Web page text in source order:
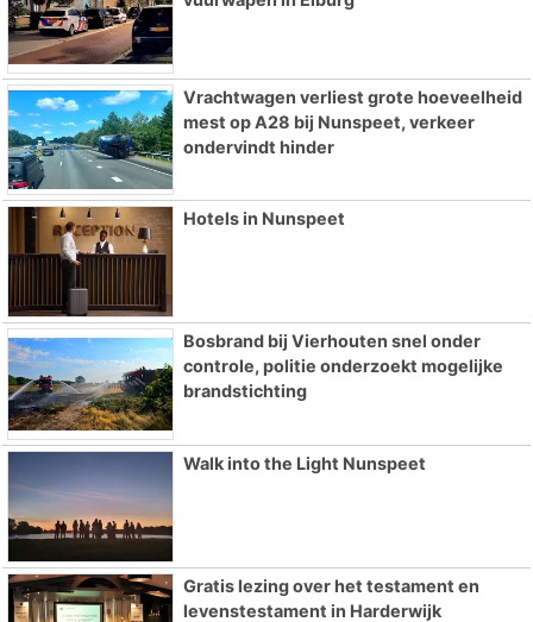
Vrachtwagen verliest grote hoeveelheid
mest op A28 bij Nunspeet, verkeer
ondervindt hinder
Hotels in Nunspeet
Bosbrand bij Vierhouten snel onder
controle, politie onderzoekt mogelijke
brandstichting
Walk into the Light Nunspeet
Gratis lezing over het testament en
levenstestament in Harderwijk